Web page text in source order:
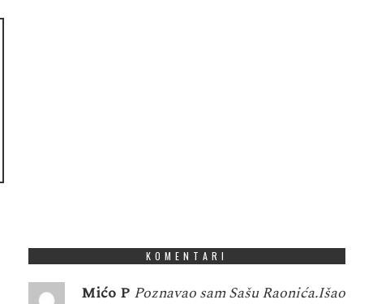
KOMENTARI
Mićo P Poznavao sam Sašu Raonića.Išao